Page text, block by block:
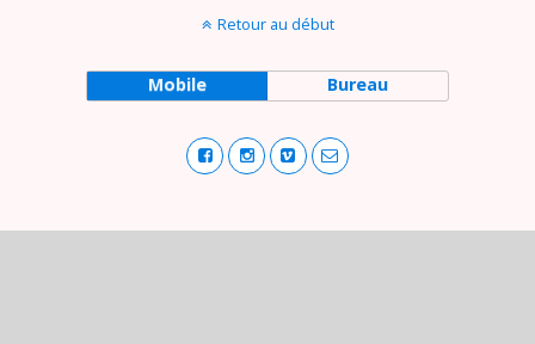
Retour au début
Mobile Bureau